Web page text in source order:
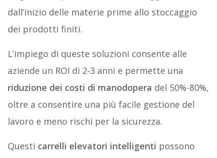
dall’inizio delle materie prime allo stoccaggio
dei prodotti finiti.
L’impiego di queste soluzioni consente alle
aziende un ROI di 2-3 anni e permette una
riduzione dei costi di manodopera del 50%-80%,
oltre a consentire una più facile gestione del
lavoro e meno rischi per la sicurezza.
Questi carrelli elevatori intelligenti possono